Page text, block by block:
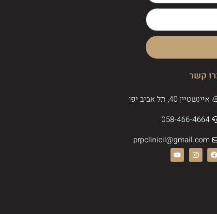
קשר
איינשטיין 40, תל אביב יפו
058-466-4664
prpclinicil@gmail.com